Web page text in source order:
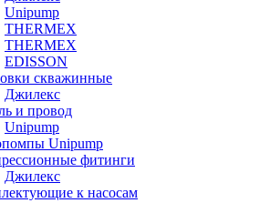
Unipump
THERMEX
THERMEX
EDISSON
скважинные
Джилекс
и провод
Unipump
Unipump
фитинги
Джилекс
к насосам